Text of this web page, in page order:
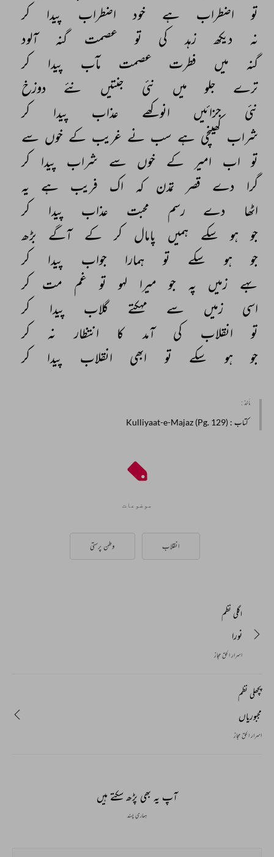
تو
اضطراب ہے خود اضطراب پیدا
کر
نہ
دیکھ زہد کی تو عصمت گنہ
آلود
گنہ
میں فطرت عصمت مآب پیدا
کر
ترے
جلو میں نئی جنتیں نئے
دوزخ
نئی
جزائیں انوکھے عذاب پیدا
کر
شراب کھینچی ہے سب نے غریب کے خوں سے
تو اب امیر کے خوں سے شراب پیدا
کر
گرا
دے قصر تمدن کہ اک فریب ہے
یہ
اٹھا
دے رسم محبت عذاب پیدا
کر
جو
ہو سکے ہمیں پامال کر کے آگے
بڑھ
جو
ہو سکے تو ہمارا جواب پیدا
کر
بہے
زمیں پہ جو میرا لہو تو غم مت
کر
اسی
زمیں سے مہکتے گلاب پیدا
کر
تو
انقلاب کی آمد کا انتظار نہ
کر
جو
ہو سکے تو ابھی انقلاب پیدا کر
مأخذ :
کتاب : Kulliyaat-e-Majaz (Pg. 129)
موضوعات
انقلاب وطن پرستی
اگلی نظم
نورا
اسرار الحق مجاز
پچھلی نظم
مجبوریاں
اسرار الحق مجاز
آپ یہ بھی پڑھ سکتے ہیں
ہماری پسند